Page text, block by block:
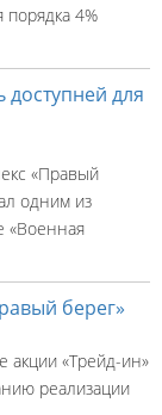
4%
для
«Правый
одним из
«Военная
берег»
акции «Трейд-ин»
реализации